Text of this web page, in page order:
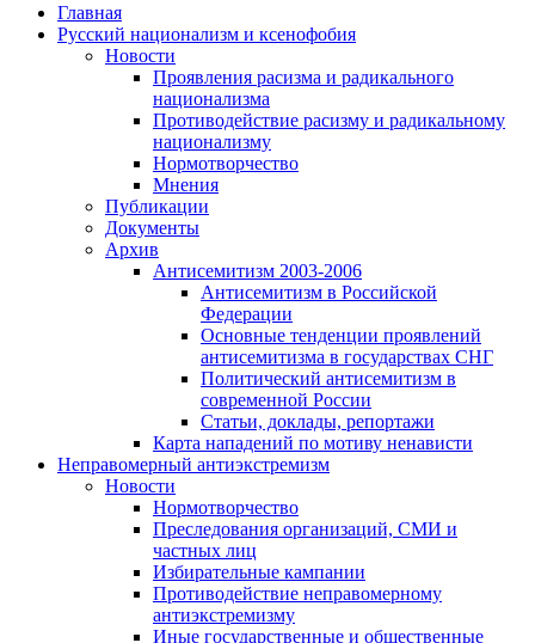
Главная
Русский национализм и ксенофобия
Новости
Проявления расизма и радикального
национализма
Противодействие расизму и радикальному
национализму
Нормотворчество
Мнения
Публикации
Документы
Архив
Антисемитизм 2003-2006
Антисемитизм в Российской
Федерации
Основные тенденции проявлений
антисемитизма в государствах СНГ
Политический антисемитизм в
современной России
Статьи, доклады, репортажи
Карта нападений по мотиву ненависти
Неправомерный антиэкстремизм
Новости
Нормотворчество
Преследования организаций, СМИ и
частных лиц
Избирательные кампании
Противодействие неправомерному
антиэкстремизму
Иные государственные и общественные